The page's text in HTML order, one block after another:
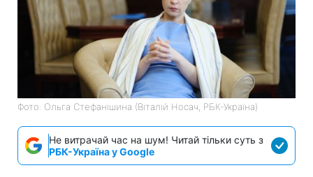
Фото: Ольга Стефанішина (Віталій Носач, РБК-Україна)
Не витрачай час на шум! Читай тільки суть з
РБК-Україна у Google